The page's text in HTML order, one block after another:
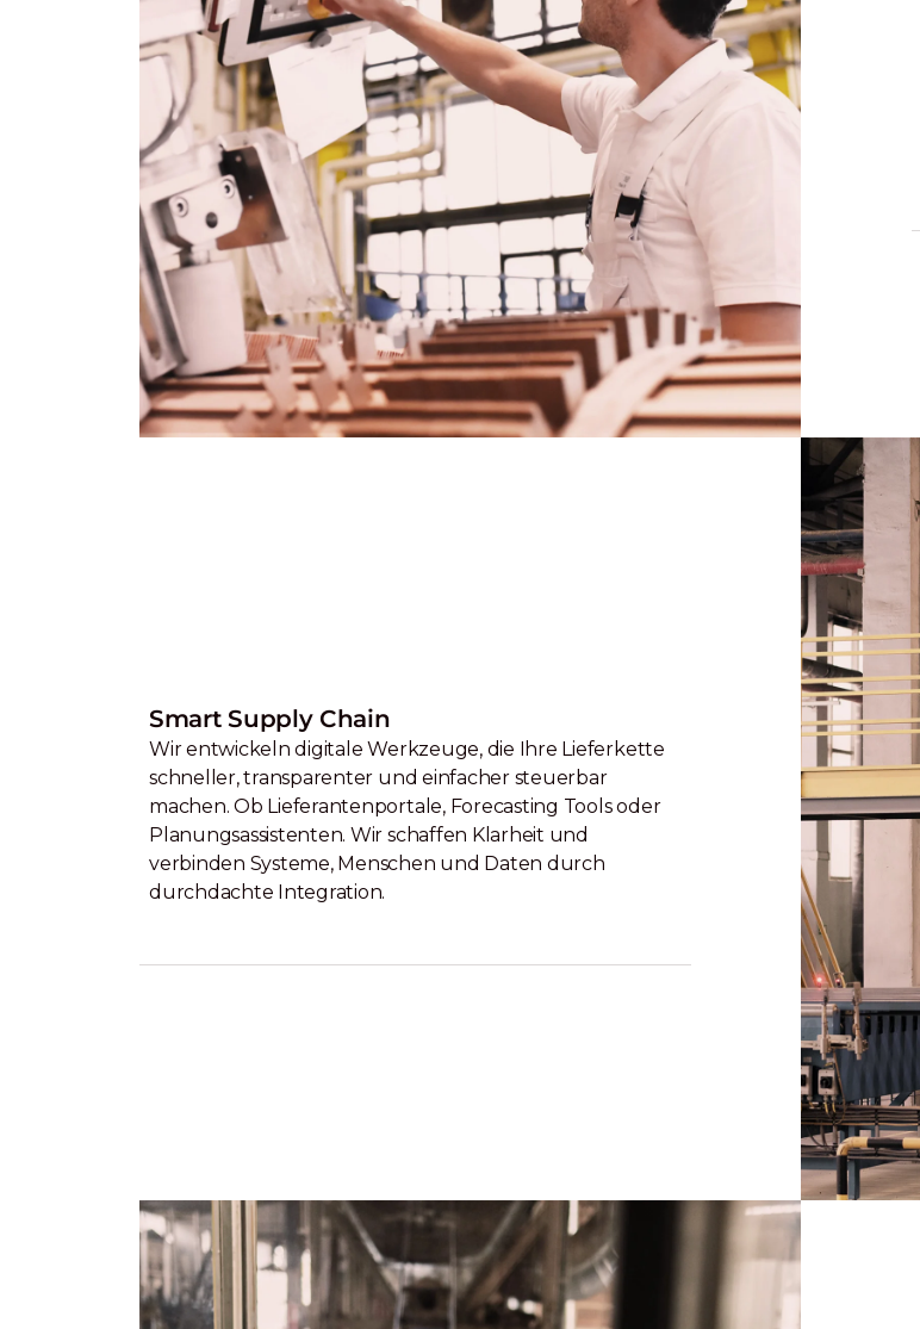
Smart Supply Chain
Wir entwickeln digitale Werkzeuge, die Ihre Lieferkette
schneller, transparenter und einfacher steuerbar
machen. Ob Lieferantenportale, Forecasting Tools oder
Planungsassistenten. Wir schaffen Klarheit und
verbinden Systeme, Menschen und Daten durch
durchdachte Integration.